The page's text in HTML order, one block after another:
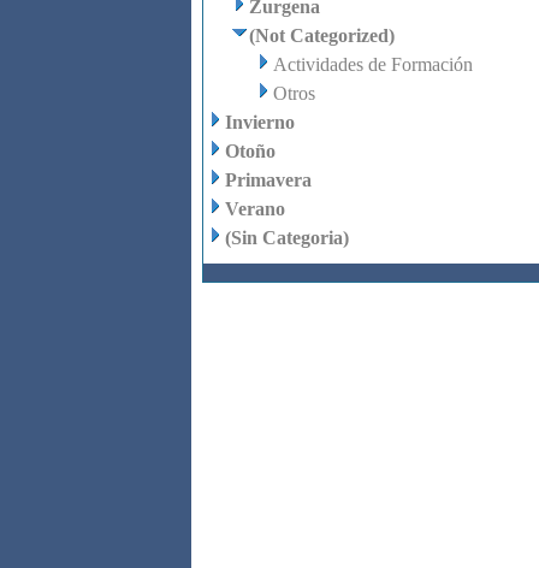
Zurgena
(Not Categorized)
Actividades de Formación
Otros
Invierno
Otoño
Primavera
Verano
(Sin Categoria)